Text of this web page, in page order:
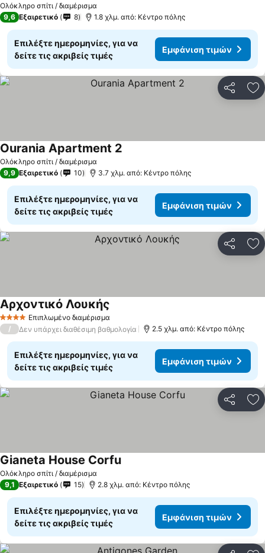
Ολόκληρο σπίτι / διαμέρισμα
9,6 Εξαιρετικό 8 1.8 χλμ. από: Κέντρο πόλης
Επιλέξτε ημερομηνίες, για να
δείτε τις ακριβείς τιμές
Εμφάνιση τιμών
Ολόκληρο σπίτι / διαμέρισμα
Ourania Apartment 2
9,9 Εξαιρετικό 10 3.7 χλμ. από: Κέντρο πόλης
Επιλέξτε ημερομηνίες, για να
δείτε τις ακριβείς τιμές
Εμφάνιση τιμών
4 ΑστέριαΕπιπλωμένο διαμέρισμα
Αρχοντικό Λουκής
/ Δεν υπάρχει διαθέσιμη βαθμολογία 2.5 χλμ. από: Κέντρο πόλης
Επιλέξτε ημερομηνίες, για να
δείτε τις ακριβείς τιμές
Εμφάνιση τιμών
Ολόκληρο σπίτι / διαμέρισμα
Gianeta House Corfu
9,1 Εξαιρετικό 15 2.8 χλμ. από: Κέντρο πόλης
Επιλέξτε ημερομηνίες, για να
δείτε τις ακριβείς τιμές
Εμφάνιση τιμών